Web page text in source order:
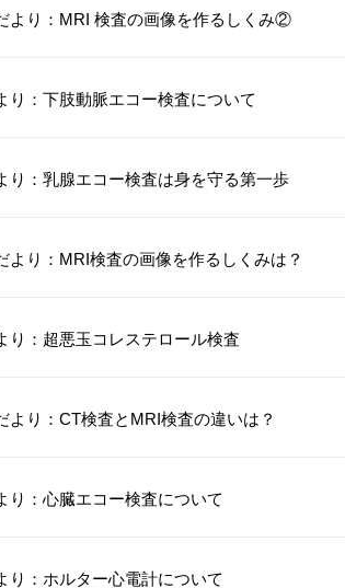
より：MRI 検査の画像を作るしくみ②
り：下肢動脈エコー検査について
り：乳腺エコー検査は身を守る第一歩
より：MRI検査の画像を作るしくみは？
り：超悪玉コレステロール検査
より：CT検査とMRI検査の違いは？
り：心臓エコー検査について
り：ホルター心電計について